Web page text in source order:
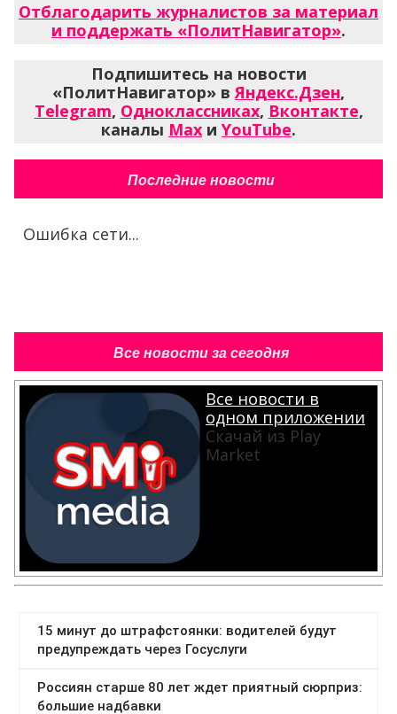
Отблагодарить журналистов за материал
и поддержать «ПолитНавигатор».
Подпишитесь на новости
«ПолитНавигатор» вЯндекс.Дзен,
Telegram, Одноклассниках, Вконтакте,
каналы Max и YouTube.
Последние новости
Ошибка сети...
Все новости за сегодня
Все новости в
одном приложении
Скачай из Play
Market